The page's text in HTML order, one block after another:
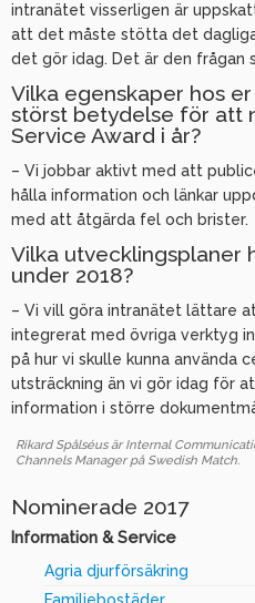
intranätet visserligen är
att det måste stötta det
det gör idag. Det är den frågan
Vilka egenskaper hos
störst betydelse för att
Service Award i år?
– Vi jobbar aktivt med att
hålla information och länkar
med att åtgärda fel och brister.
Vilka utvecklingsplaner
under 2018?
– Vi vill göra intranätet lättare
integrerat med övriga verktyg
på hur vi skulle kunna använda
utsträckning än vi gör idag för
information i större
Rikard Spålséus är Internal
Channels Manager på Swedish Match.
Nominerade 2017
Information & Service
Agria djurförsäkring